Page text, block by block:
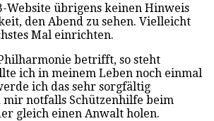
Website übrigens keinen Hinweis
den Abend zu sehen. Vielleicht
Mal einrichten.
betrifft, so steht
ich in meinem Leben noch einmal
ich das sehr sorgfältig
notfalls Schützenhilfe beim
gleich einen Anwalt holen.